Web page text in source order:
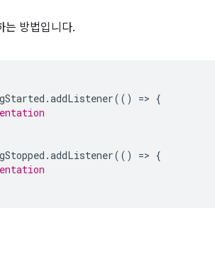
는 방법입니다.
.addListener(() => {
.addListener(() => {